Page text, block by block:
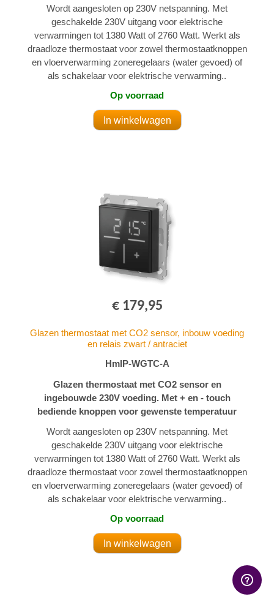
Wordt aangesloten op 230V netspanning. Met
geschakelde 230V uitgang voor elektrische
verwarmingen tot 1380 Watt of 2760 Watt. Werkt als
draadloze thermostaat voor zowel thermostaatknoppen
en vloerverwarming zoneregelaars (water gevoed) of
als schakelaar voor elektrische verwarming..
Op voorraad
€ 179,95
Glazen thermostaat met CO2 sensor, inbouw voeding
en relais zwart / antraciet
HmIP-WGTC-A
Glazen thermostaat met CO2 sensor en
ingebouwde 230V voeding. Met + en - touch
bediende knoppen voor gewenste temperatuur
Wordt aangesloten op 230V netspanning. Met
geschakelde 230V uitgang voor elektrische
verwarmingen tot 1380 Watt of 2760 Watt. Werkt als
draadloze thermostaat voor zowel thermostaatknoppen
en vloerverwarming zoneregelaars (water gevoed) of
als schakelaar voor elektrische verwarming..
Op voorraad